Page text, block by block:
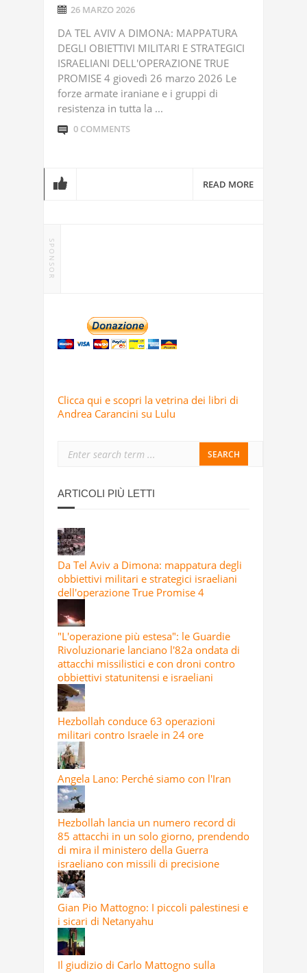
26 MARZO 2026
DA TEL AVIV A DIMONA: MAPPATURA
DEGLI OBIETTIVI MILITARI E STRATEGICI
ISRAELIANI DELL'OPERAZIONE TRUE
PROMISE 4 giovedì 26 marzo 2026 Le
forze armate iraniane e i gruppi di
resistenza in tutta la ...
0 COMMENTS
READ MORE
SPONSOR
Clicca qui e scopri la vetrina dei libri di
Andrea Carancini su Lulu
ARTICOLI PIÙ LETTI
Da Tel Aviv a Dimona: mappatura degli
obbiettivi militari e strategici israeliani
dell'operazione True Promise 4
"L'operazione più estesa": le Guardie
Rivoluzionarie lanciano l'82a ondata di
attacchi missilistici e con droni contro
obbiettivi statunitensi e israeliani
Hezbollah conduce 63 operazioni
militari contro Israele in 24 ore
Angela Lano: Perché siamo con l'Iran
Hezbollah lancia un numero record di
85 attacchi in un solo giorno, prendendo
di mira il ministero della Guerra
israeliano con missili di precisione
Gian Pio Mattogno: I piccoli palestinesi e
i sicari di Netanyahu
Il giudizio di Carlo Mattogno sulla